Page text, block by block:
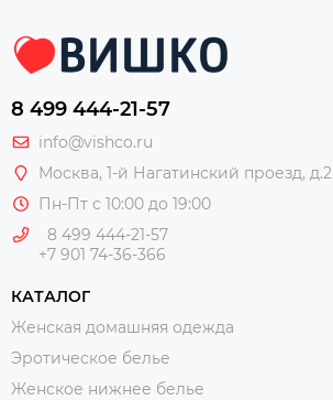
8 499 444-21-57
info@vishco.ru
Москва, 1-й Нагатинский проезд, д.2
Пн-Пт с 10:00 до 19:00
8 499 444-21-57
+7 901 74-36-366
КАТАЛОГ
Женская домашняя одежда
Эротическое белье
Женское нижнее белье